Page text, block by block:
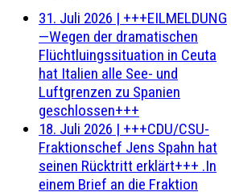
31. Juli 2026 | +++EILMELDUNG
—Wegen der dramatischen
Flüchtluingssituation in Ceuta
hat Italien alle See- und
Luftgrenzen zu Spanien
geschlossen+++
18. Juli 2026 | +++CDU/CSU-
Fraktionschef Jens Spahn hat
seinen Rücktritt erklärt+++ .In
einem Brief an die Fraktion